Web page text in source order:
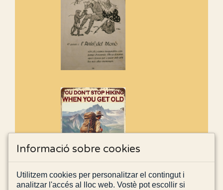
Informació sobre cookies
Utilitzem cookies per personalitzar el contingut i
analitzar l'accés al lloc web. Vostè pot escollir si